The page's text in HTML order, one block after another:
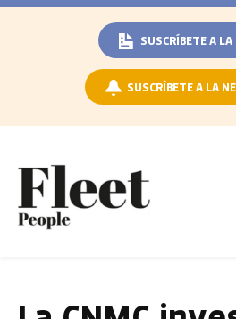
SUSCRÍBETE A
SUSCRÍBETE A LA